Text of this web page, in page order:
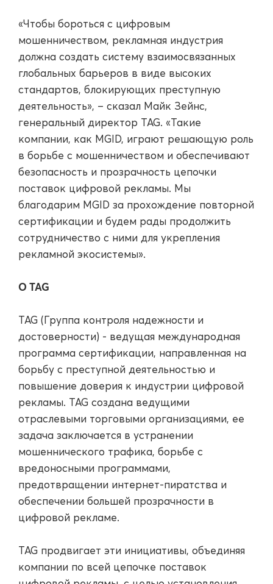
«Чтобы бороться с цифровым
мошенничеством, рекламная индустрия
должна создать систему взаимосвязанных
глобальных барьеров в виде высоких
стандартов, блокирующих преступную
деятельность», – сказал Майк Зейнс,
генеральный директор TAG. «Такие
компании, как MGID, играют решающую роль
в борьбе с мошенничеством и обеспечивают
безопасность и прозрачность цепочки
поставок цифровой рекламы. Мы
благодарим MGID за прохождение повторной
сертификации и будем рады продолжить
сотрудничество с ними для укрепления
рекламной экосистемы».
О TAG
TAG (Группа контроля надежности и
достоверности) - ведущая международная
программа сертификации, направленная на
борьбу с преступной деятельностью и
повышение доверия к индустрии цифровой
рекламы. TAG создана ведущими
отраслевыми торговыми организациями, ее
задача заключается в устранении
мошеннического трафика, борьбе с
вредоносными программами,
предотвращении интернет-пиратства и
обеспечении большей прозрачности в
цифровой рекламе.
TAG продвигает эти инициативы, объединяя
компании по всей цепочке поставок